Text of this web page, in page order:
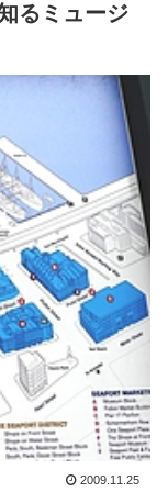
るミュージ
2009.11.25